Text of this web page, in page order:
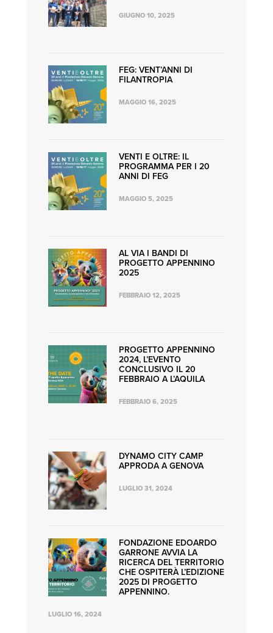
GIUGNO 10, 2025
FEG: VENT’ANNI DI
FILANTROPIA
MAGGIO 16, 2025
VENTI E OLTRE: IL
PROGRAMMA PER I 20
ANNI DI FEG
MAGGIO 5, 2025
AL VIA I BANDI DI
PROGETTO APPENNINO
2025
FEBBRAIO 12, 2025
PROGETTO APPENNINO
2024, L’EVENTO
CONCLUSIVO IL 20
FEBBRAIO A L’AQUILA
FEBBRAIO 6, 2025
DYNAMO CITY CAMP
APPRODA A GENOVA
LUGLIO 31, 2024
FONDAZIONE EDOARDO
GARRONE AVVIA LA
RICERCA DEL TERRITORIO
CHE OSPITERÀ L’EDIZIONE
2025 DI PROGETTO
APPENNINO.
LUGLIO 16, 2024